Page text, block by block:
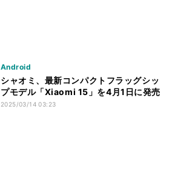
Android
シャオミ、最新コンパクトフラッグシッ
プモデル「Xiaomi 15」を4月1日に発売
2025/03/14 03:23